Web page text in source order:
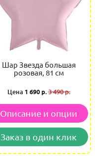
Шар Звезда большая
розовая, 81 см
Цена 1 690 р.3 490 р.
Описание и опции
Заказ в один клик